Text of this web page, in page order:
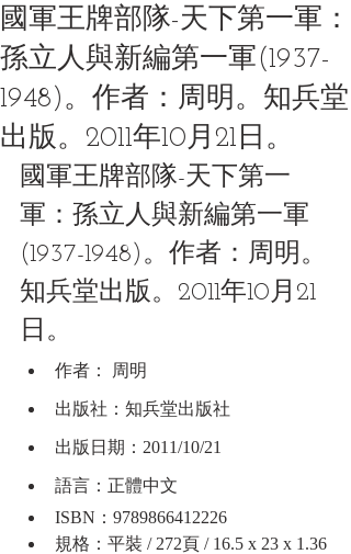
國軍王牌部隊-天下第一軍：
孫立人與新編第一軍(1937-
1948)。作者：周明。知兵堂
出版。2011年10月21日。
國軍王牌部隊-天下第一
軍：孫立人與新編第一軍
(1937-1948)。作者：周明。
知兵堂出版。2011年10月21
日。
作者： 周明
出版社：知兵堂出版社
出版日期：2011/10/21
語言：正體中文
ISBN：9789866412226
規格：平裝 / 272頁 / 16.5 x 23 x 1.36